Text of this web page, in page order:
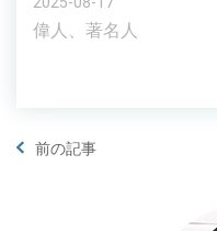
偉人、著名人
前の記事